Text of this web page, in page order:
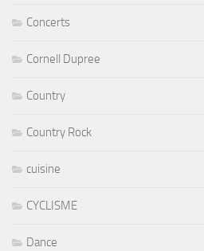
Concerts
Cornell Dupree
Country
Country Rock
cuisine
CYCLISME
Dance